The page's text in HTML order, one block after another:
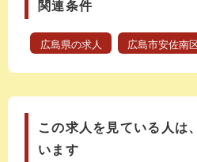
関連条件
広島県の求人 広島市安佐南
この求人を見ている人は
います